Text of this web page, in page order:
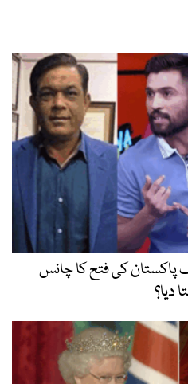
پاکستان کی فتح کا چانس
دیا؟